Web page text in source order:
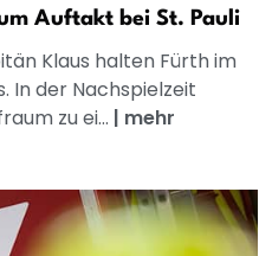
Auftakt bei St. Pauli
Klaus halten Fürth im
In der Nachspielzeit
zu ei... | mehr